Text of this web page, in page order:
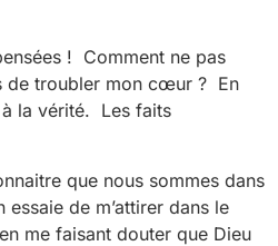
! Comment ne pas
de troubler mon cœur ? En
la vérité. Les faits
que nous sommes dans
de m’attirer dans le
me faisant douter que Dieu